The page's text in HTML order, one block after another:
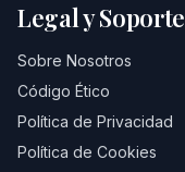
Legal y Soporte
Sobre Nosotros
Código Ético
Política de Privacidad
Política de Cookies